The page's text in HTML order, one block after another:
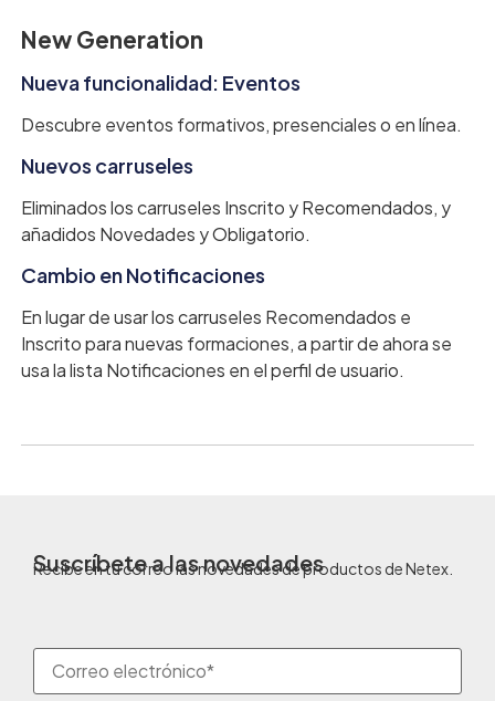
New Generation
Nueva funcionalidad: Eventos
Descubre eventos formativos, presenciales o en línea.
Nuevos carruseles
Eliminados los carruseles Inscrito y Recomendados, y
añadidos Novedades y Obligatorio.
Cambio en Notificaciones
En lugar de usar los carruseles Recomendados e
Inscrito para nuevas formaciones, a partir de ahora se
usa la lista Notificaciones en el perfil de usuario.
Suscríbete a las novedades
Recibe en tu correo las novedades de productos de Netex.